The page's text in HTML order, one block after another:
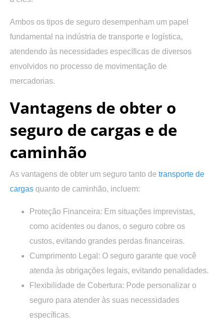
Ambos os tipos de seguro desempenham um papel
fundamental na indústria de transporte e logística,
atendendo às necessidades específicas de diversos
envolvidos no processo de movimentação de
mercadorias.
Vantagens de obter o
seguro de cargas e de
caminhão
As vantagens de obter um seguro tanto de transporte de
cargas quanto de caminhão, incluem:
Proteção Financeira: Em situações imprevistas,
como acidentes ou danos, o seguro cobre os
custos, evitando grandes perdas financeiras.
Cumprimento Legal: O seguro garante que você
atenda às obrigações legais, evitando penalidades.
Flexibilidade de Cobertura: Pode personalizar o
seguro para atender às suas necessidades
específicas.